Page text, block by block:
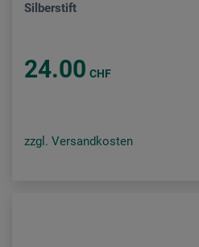
Silberstift
24.00 CHF
zzgl. Versandkosten